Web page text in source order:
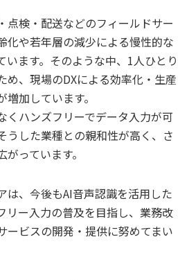
点検・配送などのフィールドサー
化や若年層の減少による慢性的な
います。そのような中、1人ひとり
め、現場のDXによる効率化・生産
加しています。
くハンズフリーでデータ入力が可
うした業種との親和性が高く、さ
っています。
は、今後もAI音声認識を活用した
リー入力の普及を目指し、業務改
ービスの開発・提供に努めてまい